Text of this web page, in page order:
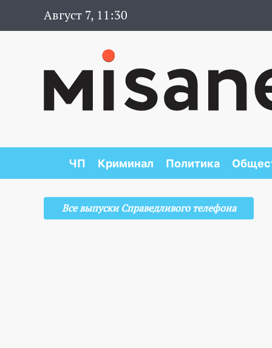
Август 7, 11:30
ЧП Криминал Политика
Все выпуски Справедливого телефона